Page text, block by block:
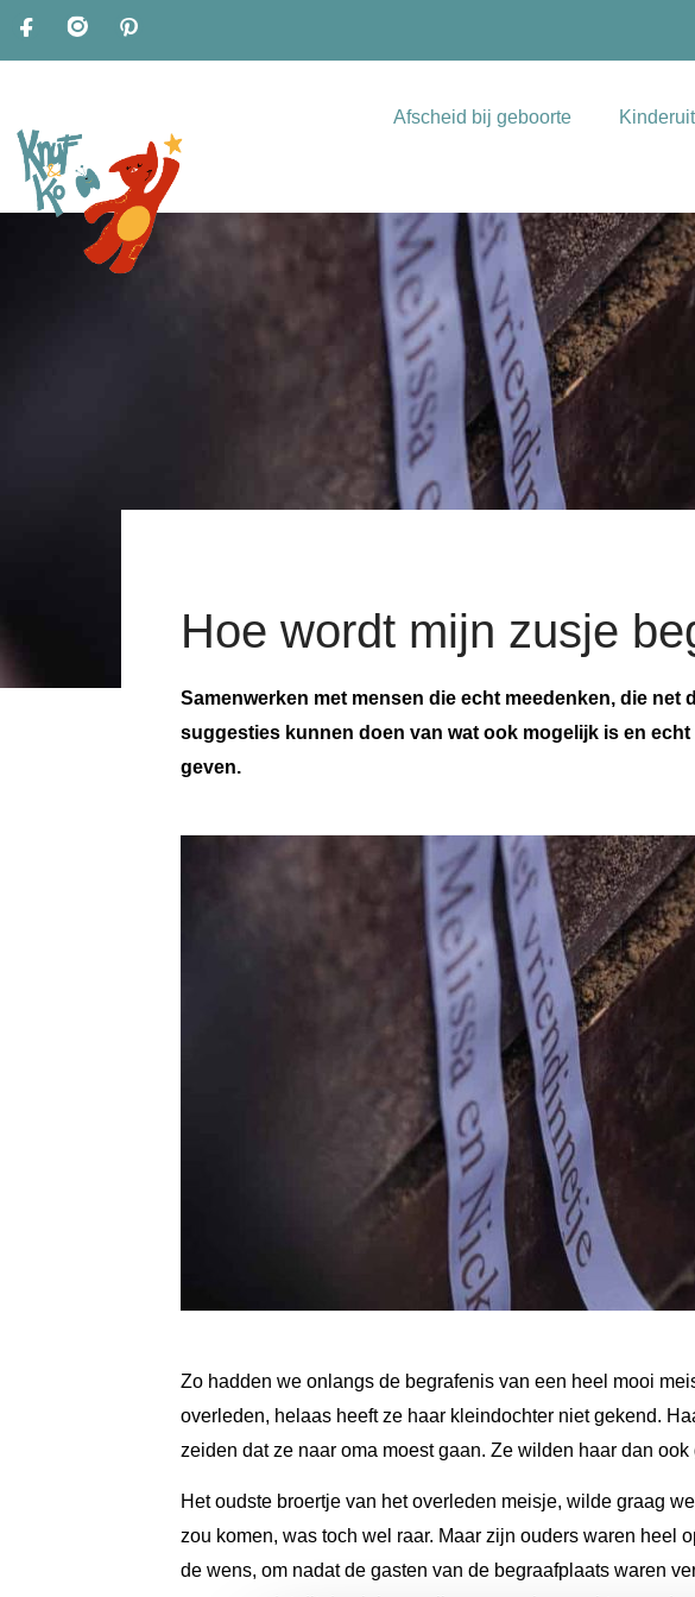
Afscheid bij geboorte
Hoe wordt mijn zusje
Samenwerken met mensen die echt meedenken, die
suggesties kunnen doen van wat ook mogelijk is en
geven.
Zo hadden we onlangs de begrafenis van een heel mooi
overleden, helaas heeft ze haar kleindochter niet gekend.
zeiden dat ze naar oma moest gaan. Ze wilden haar dan
Het oudste broertje van het overleden meisje, wilde graag
zou komen, was toch wel raar. Maar zijn ouders waren heel
de wens, om nadat de gasten van de begraafplaats waren